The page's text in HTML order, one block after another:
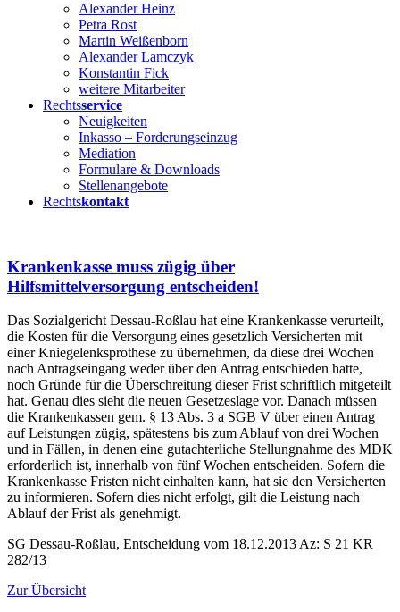
Alexander Heinz
Petra Rost
Martin Weißenborn
Alexander Lamczyk
Konstantin Fick
weitere Mitarbeiter
Rechtsservice
Neuigkeiten
Inkasso – Forderungseinzug
Mediation
Formulare & Downloads
Stellenangebote
Rechtskontakt
Krankenkasse muss zügig über
Hilfsmittelversorgung entscheiden!
Das Sozialgericht Dessau-Roßlau hat eine Krankenkasse verurteilt,
die Kosten für die Versorgung eines gesetzlich Versicherten mit
einer Kniegelenksprothese zu übernehmen, da diese drei Wochen
nach Antragseingang weder über den Antrag entschieden hatte,
noch Gründe für die Überschreitung dieser Frist schriftlich mitgeteilt
hat. Genau dies sieht die neuen Gesetzeslage vor. Danach müssen
die Krankenkassen gem. § 13 Abs. 3 a SGB V über einen Antrag
auf Leistungen zügig, spätestens bis zum Ablauf von drei Wochen
und in Fällen, in denen eine gutachterliche Stellungnahme des MDK
erforderlich ist, innerhalb von fünf Wochen entscheiden. Sofern die
Krankenkasse Fristen nicht einhalten kann, hat sie den Versicherten
zu informieren. Sofern dies nicht erfolgt, gilt die Leistung nach
Ablauf der Frist als genehmigt.
SG Dessau-Roßlau, Entscheidung vom 18.12.2013 Az: S 21 KR
282/13
Zur Übersicht